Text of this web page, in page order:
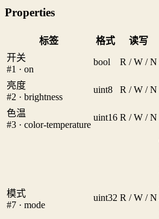
Properties
标签 格式 读写
开关
#1 · on
bool R / W / N
亮度
#2 · brightness
uint8 R / W / N
色温
#3 · color-temperature
uint16 R / W / N
模式
#7 · mode
uint32 R / W / N